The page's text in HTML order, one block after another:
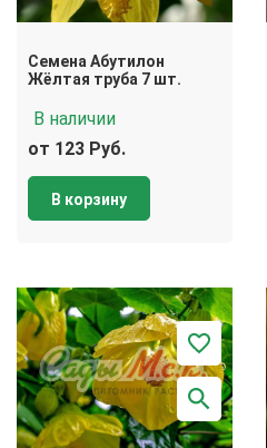
Семена Абутилон
Жёлтая труба 7 шт.
В наличии
от 123 Руб.
В корзину